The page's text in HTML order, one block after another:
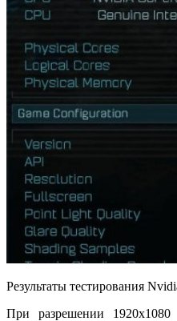
Результаты тестирования
При разрешении